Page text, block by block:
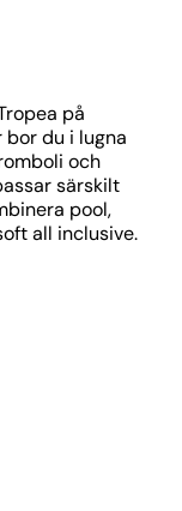
på
bor du i lugna
och
särskilt
pool,
all inclusive.